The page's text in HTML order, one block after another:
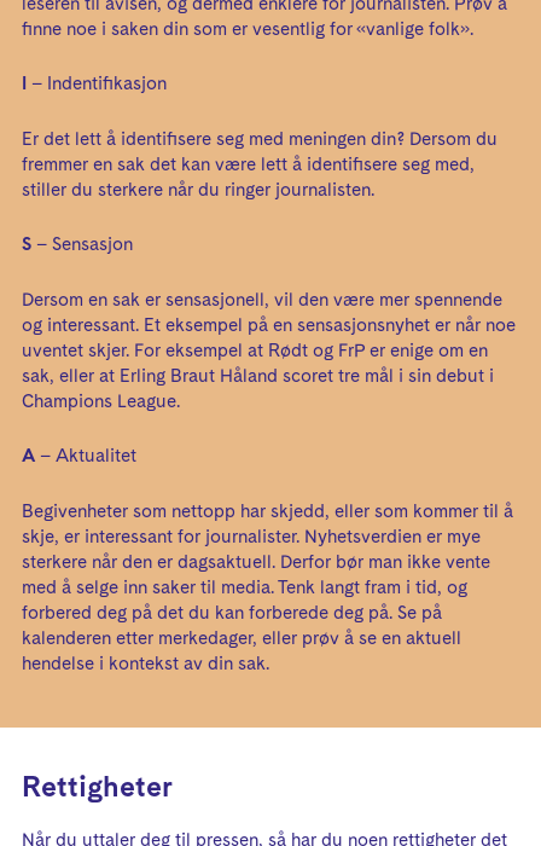
finne noe i saken din som er vesentlig for «vanlige folk».
I – Indentifikasjon
Er det lett å identifisere seg med meningen din? Dersom du
fremmer en sak det kan være lett å identifisere seg med,
stiller du sterkere når du ringer journalisten.
S – Sensasjon
Dersom en sak er sensasjonell, vil den være mer spennende
og interessant. Et eksempel på en sensasjonsnyhet er når noe
uventet skjer. For eksempel at Rødt og FrP er enige om en
sak, eller at Erling Braut Håland scoret tre mål i sin debut i
Champions League.
A – Aktualitet
Begivenheter som nettopp har skjedd, eller som kommer til å
skje, er interessant for journalister. Nyhetsverdien er mye
sterkere når den er dagsaktuell. Derfor bør man ikke vente
med å selge inn saker til media. Tenk langt fram i tid, og
forbered deg på det du kan forberede deg på. Se på
kalenderen etter merkedager, eller prøv å se en aktuell
hendelse i kontekst av din sak.
Rettigheter
Når du uttaler deg til pressen, så har du noen rettigheter det